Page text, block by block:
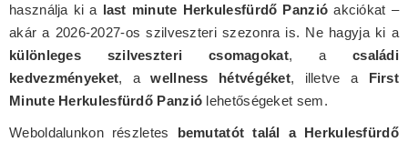
használja ki a last minute Herkulesfürdő Panzió akciókat –
akár a 2026-2027-os szilveszteri szezonra is. Ne hagyja ki a
különleges szilveszteri csomagokat, a családi
kedvezményeket, awellness hétvégéket, illetve a First
Minute Herkulesfürdő Panzió lehetőségeket sem.
Weboldalunkon részletes bemutatót talál a Herkulesfürdő